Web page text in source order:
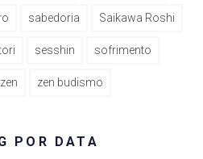
sabedoria Saikawa Roshi
sesshin sofrimento
zen zen budismo
POR DATA